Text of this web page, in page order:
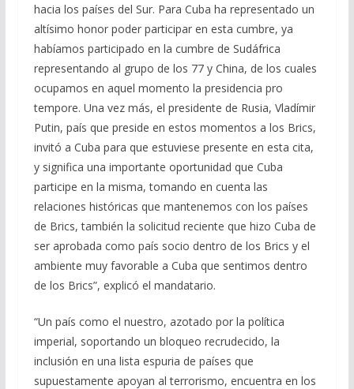
hacia los países del Sur. Para Cuba ha representado un
altísimo honor poder participar en esta cumbre, ya
habíamos participado en la cumbre de Sudáfrica
representando al grupo de los 77 y China, de los cuales
ocupamos en aquel momento la presidencia pro
tempore. Una vez más, el presidente de Rusia, Vladímir
Putin, país que preside en estos momentos a los Brics,
invitó a Cuba para que estuviese presente en esta cita,
y significa una importante oportunidad que Cuba
participe en la misma, tomando en cuenta las
relaciones históricas que mantenemos con los países
de Brics, también la solicitud reciente que hizo Cuba de
ser aprobada como país socio dentro de los Brics y el
ambiente muy favorable a Cuba que sentimos dentro
de los Brics”, explicó el mandatario.
“Un país como el nuestro, azotado por la política
imperial, soportando un bloqueo recrudecido, la
inclusión en una lista espuria de países que
supuestamente apoyan al terrorismo, encuentra en los